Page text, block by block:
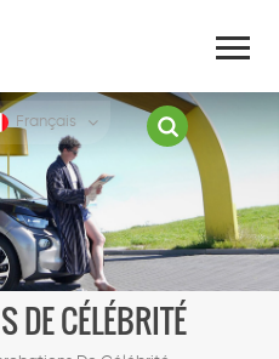
Français
DE CÉLÉBRITÉ